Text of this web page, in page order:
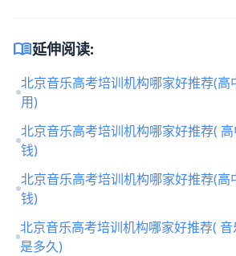
menu_book延伸阅读:
北京音乐高考培训机构哪家好推荐(高
用)
北京音乐高考培训机构哪家好推荐(
钱)
北京音乐高考培训机构哪家好推荐(高
钱)
北京音乐高考培训机构哪家好推荐(
是多久)